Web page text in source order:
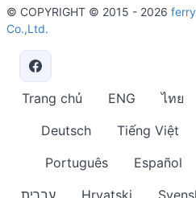
© COPYRIGHT © 2015 - 2026
Co.,Ltd.
Trang chủ ENG ไทย
Deutsch
Tiếng Việt
Português
Español